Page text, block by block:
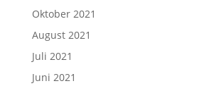
Oktober 2021
August 2021
Juli 2021
Juni 2021